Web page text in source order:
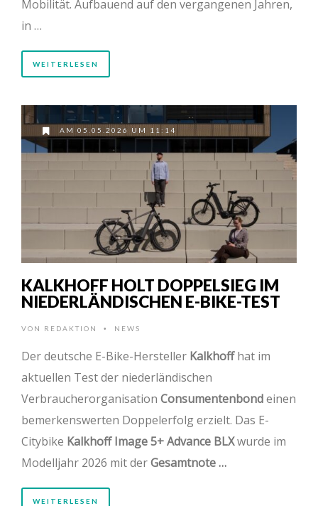
Mobilität. Aufbauend auf den vergangenen Jahren,
in …
WEITERLESEN
AM 05.05.2026 UM 11:14
KALKHOFF HOLT DOPPELSIEG IM
NIEDERLÄNDISCHEN E-BIKE-TEST
VON REDAKTION • NEWS
Der deutsche E-Bike-Hersteller Kalkhoffhat im
aktuellen Test der niederländischen
Verbraucherorganisation Consumentenbondeinen
bemerkenswerten Doppelerfolg erzielt. Das E-
Citybike Kalkhoff Image 5+ Advance BLXwurde im
Modelljahr 2026 mit derGesamtnote …
WEITERLESEN